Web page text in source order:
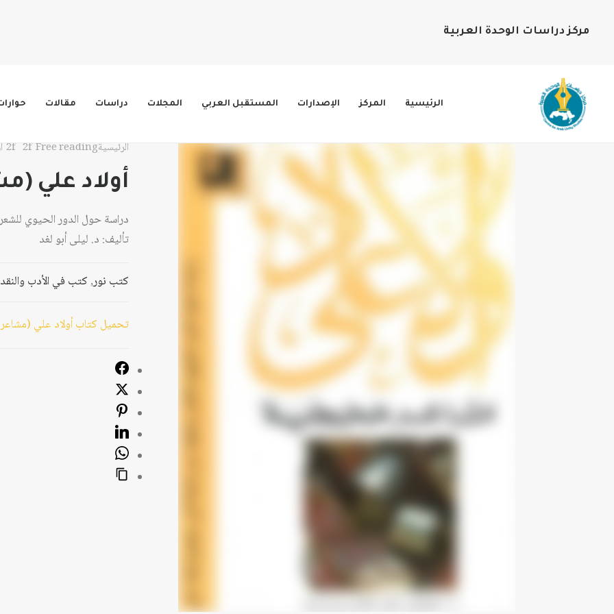
مركز دراسات الوحدة العربية
الرئيسية المركز الإصدارات المستقبل العربي المجلات دراسات مقالات
الرئيسيةFree reading
أولاد علي
دراسة حول الدور الحيوي
تأليف: د. ليلى أبو لغد
كتب نور,كتب في الأدب والنقد
تحميل كتاب أولاد علي